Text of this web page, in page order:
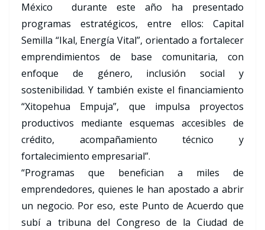
México durante este año ha presentado
programas estratégicos, entre ellos: Capital
Semilla “Ikal, Energía Vital”, orientado a fortalecer
emprendimientos de base comunitaria, con
enfoque de género, inclusión social y
sostenibilidad. Y también existe el financiamiento
“Xitopehua Empuja”, que impulsa proyectos
productivos mediante esquemas accesibles de
crédito, acompañamiento técnico y
fortalecimiento empresarial”.
“Programas que benefician a miles de
emprendedores, quienes le han apostado a abrir
un negocio. Por eso, este Punto de Acuerdo que
subí a tribuna del Congreso de la Ciudad de